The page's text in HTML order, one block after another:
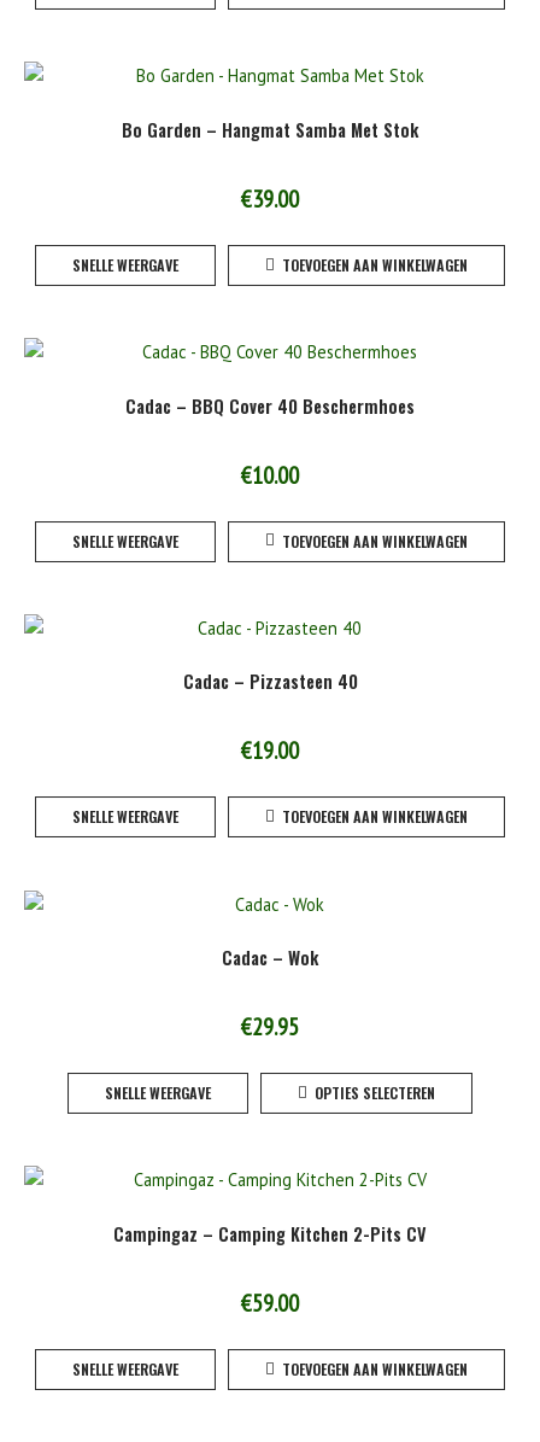
Bo Garden – Hangmat Samba Met Stok
€39.00
SNELLE WEERGAVE TOEVOEGEN AAN WINKELWAGEN
Cadac – BBQ Cover 40 Beschermhoes
€10.00
SNELLE WEERGAVE TOEVOEGEN AAN WINKELWAGEN
Cadac – Pizzasteen 40
€19.00
SNELLE WEERGAVE TOEVOEGEN AAN WINKELWAGEN
Cadac – Wok
€29.95
SNELLE WEERGAVE OPTIES SELECTEREN
op
Campingaz – Camping Kitchen 2-Pits CV
€59.00
SNELLE WEERGAVE TOEVOEGEN AAN WINKELWAGEN